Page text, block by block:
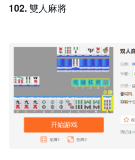
102.雙人麻將